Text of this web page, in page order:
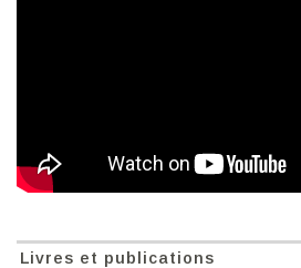
Livres et publications